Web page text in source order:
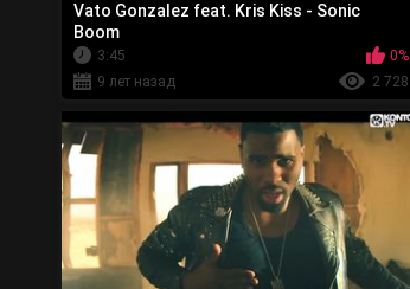
Vato Gonzalez feat. Kris Kiss - Sonic
Boom
3:45
0%
9 лет назад
2 728